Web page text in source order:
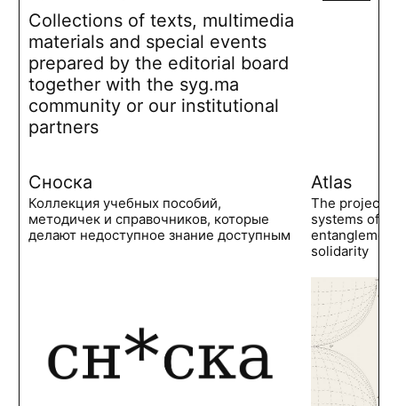
Collections of texts, multimedia
materials and special events
prepared by the editorial board
together with the syg.ma
community or our institutional
partners
Сноска
Коллекция учебных пособий,
методичек и справочников, которые
делают недоступное знание доступным
Atlas
The project
systems of
solidarity